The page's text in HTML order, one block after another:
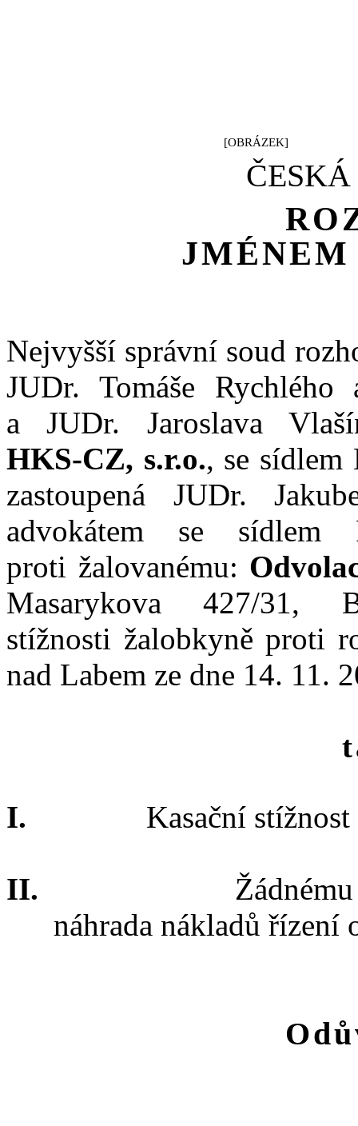
[OBRÁZEK]
JMÉNEM
Nejvyšší správní soud
JUDr.
Tomáše Rychlého
a
JUDr. Jaroslava
HKS‑CZ, s.r.o., se sídlem
zastoupená JUDr.
advokátem se
sídlem
proti žalovanému:
Masarykova 427/31,
stížnosti žalobkyně proti
nad Labem ze dne 14. 11.
I. Kasační stížnost
II.
náhrada nákladů řízení